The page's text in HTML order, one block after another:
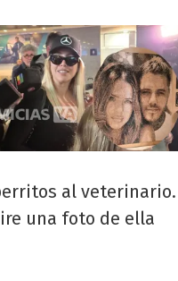
al veterinario.
una foto de ella